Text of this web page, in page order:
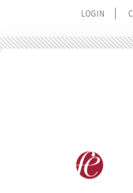
LOGIN